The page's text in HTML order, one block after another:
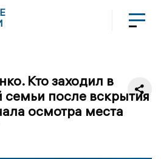
Кто заходил в
семьи после вскрытия
осмотра места